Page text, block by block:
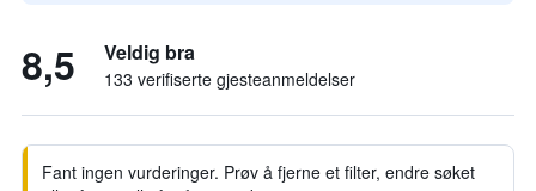
8,5 Veldig bra
133 verifiserte gjesteanmeldelser
Fant ingen vurderinger. Prøv å fjerne et filter, endre søket